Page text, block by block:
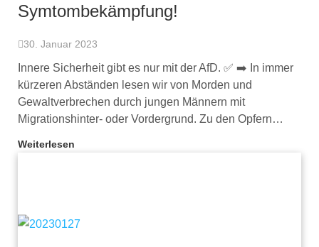
Symtombekämpfung!
30. Januar 2023
Innere Sicherheit gibt es nur mit der AfD. ✅ ➡️ In immer
kürzeren Abständen lesen wir von Morden und
Gewaltverbrechen durch jungen Männern mit
Migrationshinter- oder Vordergrund. Zu den Opfern…
Weiterlesen